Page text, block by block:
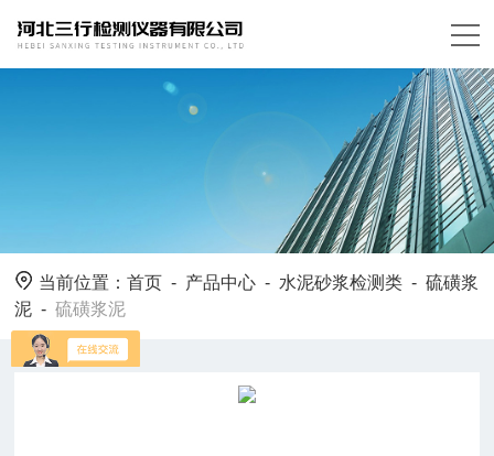
当前位置：首页 - 产品中心 - 水泥砂浆检测类 -硫磺浆
泥 -硫磺浆泥